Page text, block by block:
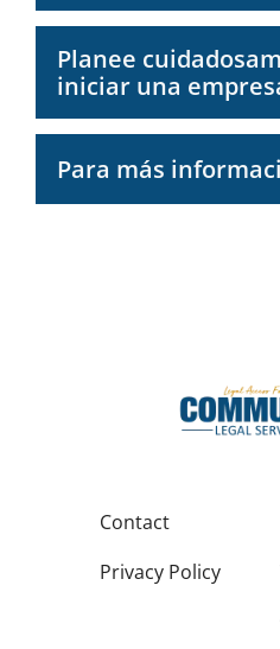
Planee
iniciar una
Para más
Contact
Privacy Policy